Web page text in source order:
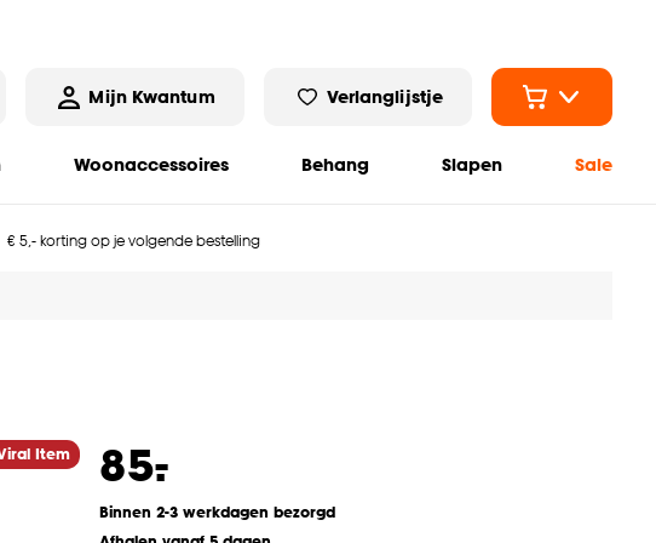
Mijn Kwantum Verlanglijstje
Woonaccessoires Behang Slapen Sale
€ 5,- korting op je volgende bestelling
Item 85.
-
Binnen 2-3 werkdagen bezorgd